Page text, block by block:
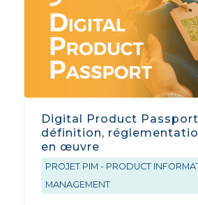
Digital Product Passport
définition,
en œuvre
PROJET PIM - PRODUCT
MANAGEMENT